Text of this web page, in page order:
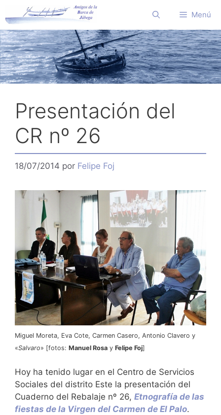
al
contenido
Menú
Presentación del
CR nº 26
18/07/2014 por Felipe Foj
Miguel Moreta, Eva Cote, Carmen Casero, Antonio Clavero y
«Salvaro» [fotos: Manuel Rosa y Felipe Foj]
Hoy ha tenido lugar en el Centro de Servicios
Sociales del distrito Este la presentación del
Cuaderno del Rebalaje nº 26, Etnografía de las
fiestas de la Virgen del Carmen de El Palo.